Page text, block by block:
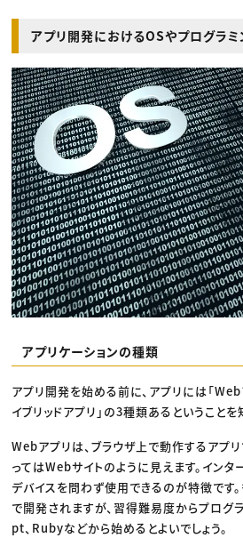
アプリ開発におけるOSやプログラ
アプリケーションの種類
アプリ開発を始める前に、アプリには「Web
イブリッドアプリ」の3種類あるということを
Webアプリは、ブラウザ上で動作するアプ
ってはWebサイトのように見えます。イン
デバイスを問わず使用できるのが特徴です
で開発されますが、習得難易度からプロ
pt、Rubyなどから始めるとよいでしょう。